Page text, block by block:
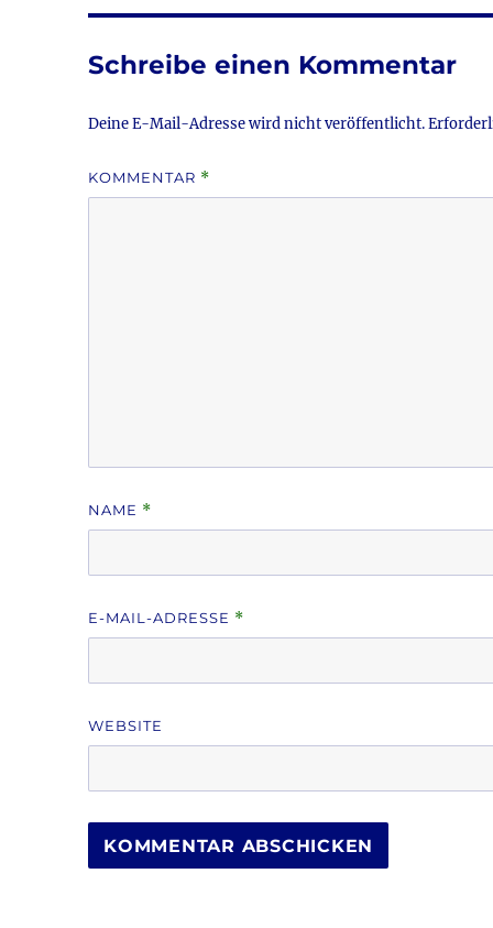
o
k
Schreibe einen Kommentar
Deine E-Mail-Adresse wird nicht veröffentlicht.
KOMMENTAR *
NAME *
E-MAIL-ADRESSE *
WEBSITE